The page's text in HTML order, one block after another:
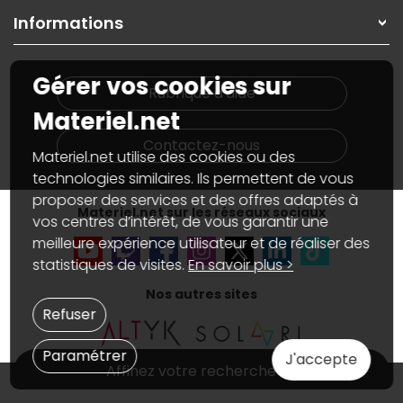
Affinez votre recherche
SAV, demander un retour
Informations
On rachète votre carte graphique
PC sur mesure : Votre RDV personnalisé
Notre démarche écologique
Materiel.net recrute
Notre programme d'affiliation
Partenariat & Sponsoring
Informations
Plan du site
Nos marques
Conditions générales de vente
Marketplace
Informations légales
Données personnelles etcookies
Gérer vos cookies
Accessibilité : non conforme
Rubrique d'aide
Contactez-nous
Materiel.net sur les réseaux sociaux
Nos autres sites
Gérer vos cookies sur
Materiel.net
Materiel.net utilise des cookies ou des
technologies similaires. Ils permettent de vous
proposer des services et des offres adaptés à
vos centres d’intérêt, de vous garantir une
meilleure expérience utilisateur et de réaliser des
statistiques de visites.En savoir plus >
J'accepte
Paramétrer
Refuser